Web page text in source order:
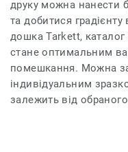
друку можна нанести
та добитися
дошка Tarkett, каталог
стане оптимальним
помешкання. Можна
індивідуальним
залежить від